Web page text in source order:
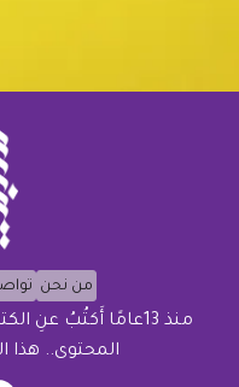
من نحن
منذ 13عامًا أَكتُبُ عنِ
المحتوى.. هذا